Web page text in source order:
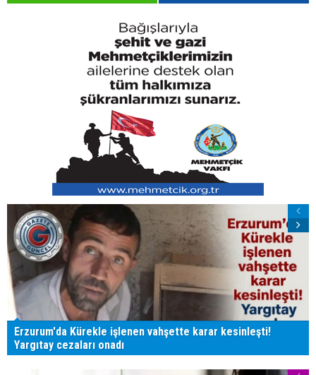
Erzurum'da Kürekle işlenen vahşette karar kesinleşti!
Yargıtay cezaları onadı